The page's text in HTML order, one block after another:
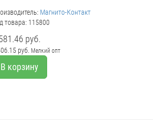
Магнито-Контакт
товара: 115800
руб.
руб. Мелкий опт
В корзину